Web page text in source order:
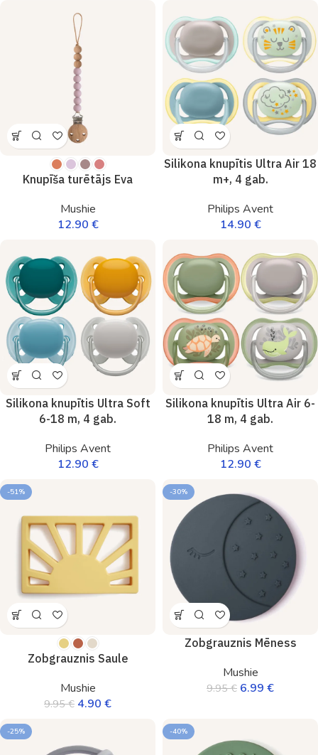
Knupīša turētājs Eva
Mushie
12.90 €
Silikona knupītis Ultra Air 18
m+, 4 gab.
Philips Avent
14.90 €
Silikona knupītis Ultra Soft
6-18 m, 4 gab.
Philips Avent
12.90 €
Silikona knupītis Ultra Air 6-
18 m, 4 gab.
Philips Avent
12.90 €
-51%
Zobgrauznis Saule
Mushie
9.95€ 4.90 €
-30%
Zobgrauznis Mēness
Mushie
9.95€ 6.99 €
-25% -40%